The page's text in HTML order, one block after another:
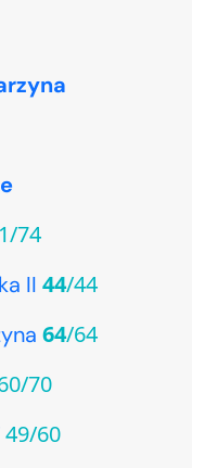
74
II 44/44
64/64
70
49/60